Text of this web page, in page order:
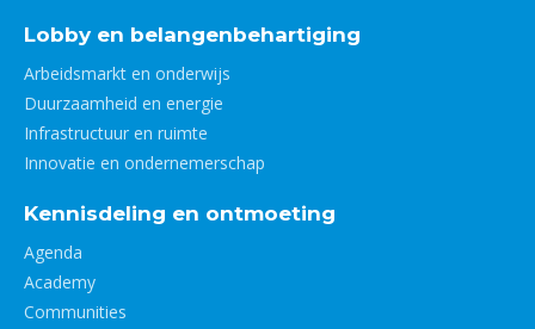
Lobby en belangenbehartiging
Arbeidsmarkt en onderwijs
Duurzaamheid en energie
Infrastructuur en ruimte
Innovatie en ondernemerschap
Kennisdeling en ontmoeting
Agenda
Academy
Communities